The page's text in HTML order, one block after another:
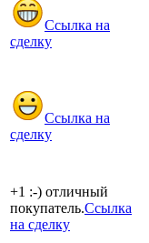
Ссылка на
сделку
Ссылка на
сделку
+1 :-) отличный
покупатель.Ссылка
на сделку